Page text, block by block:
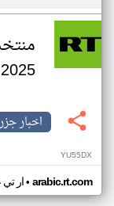
2025 من دور المجموعات
اخبار
YU55DX
ار• arabic.rt.com